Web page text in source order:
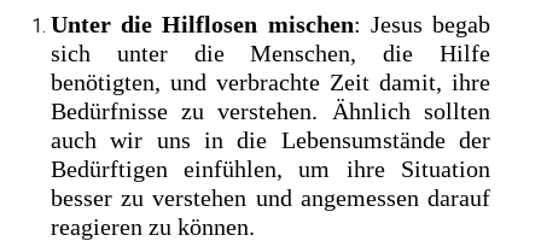
Unter die Hilflosen mischen: Jesus begab
sich unter die Menschen, die Hilfe
benötigten, und verbrachte Zeit damit, ihre
Bedürfnisse zu verstehen. Ähnlich sollten
auch wir uns in die Lebensumstände der
Bedürftigen einfühlen, um ihre Situation
besser zu verstehen und angemessen darauf
reagieren zu können.